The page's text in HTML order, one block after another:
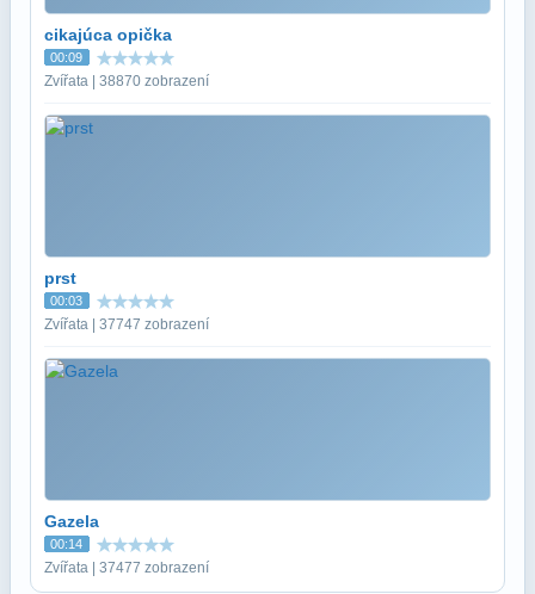
cikajúca opička
00:09
Zvířata | 38870 zobrazení
prst
00:03
Zvířata | 37747 zobrazení
Gazela
00:14
Zvířata | 37477 zobrazení